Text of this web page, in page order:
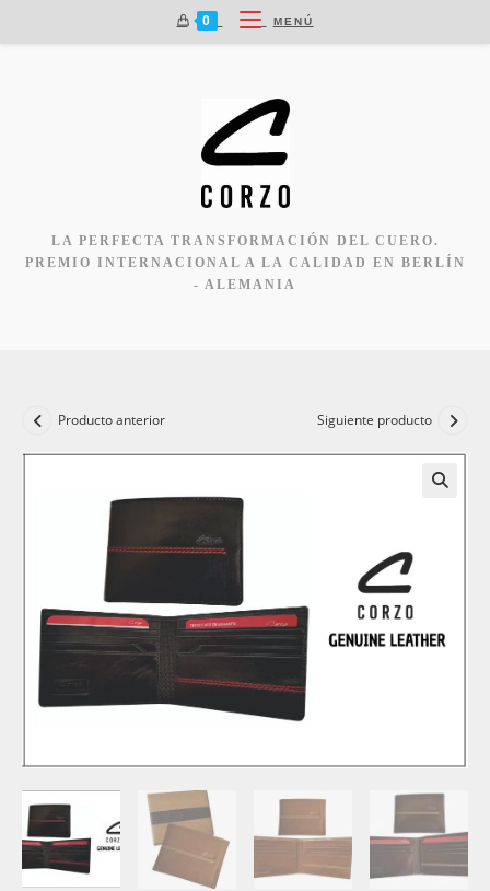
0 MENÚ
LA PERFECTA TRANSFORMACIÓN DEL CUERO.
PREMIO INTERNACIONAL A LA CALIDAD EN BERLÍN
- ALEMANIA
Producto anterior Siguiente producto